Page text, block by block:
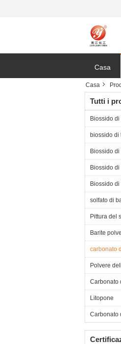
Casa
Casa
Tutti i
Biossido
biossido di
Biossido
Biossido
Biossido
solfato di
Pittura del
Barite
carbonato
Polvere
Carbonato
Litopone
Carbonato